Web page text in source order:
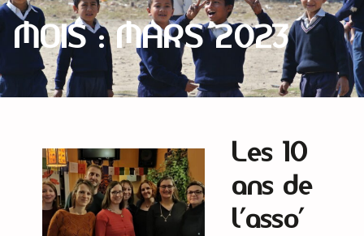
MOIS :MARS 2023
Les 10
ans de
l’asso’